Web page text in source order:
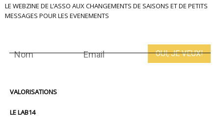
LE WEBZINE DE L’ASSO AUX CHANGEMENTS DE SAISONS ET DE PETITS
MESSAGES POUR LES EVENEMENTS
VALORISATIONS
LE LAB14